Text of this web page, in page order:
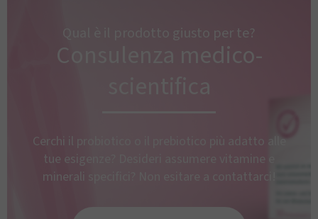
Qual è il prodotto giusto per te?
Consulenza medico-
Cerchi il probiotico o il prebiotico più adatto alle
tue esigenze? Desideri assumere vitamine e
minerali specifici? Non esitare a contattarci!